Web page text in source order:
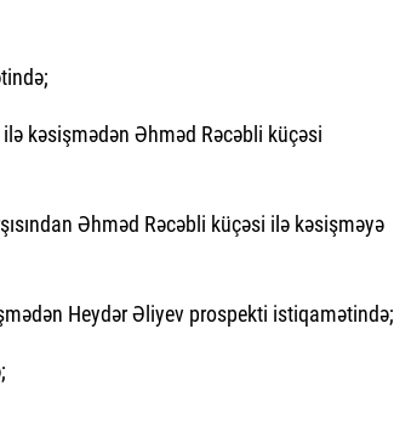
kəsişmədən Əhməd Rəcəbli küçəsi
Əhməd Rəcəbli küçəsi ilə kəsişməyə
Heydər Əliyev prospekti istiqamətində;